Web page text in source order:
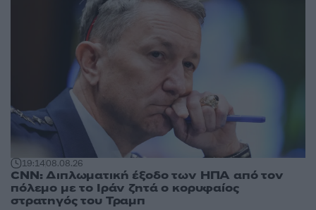
19:1408.08.26
CNN: Διπλωματική έξοδο των ΗΠΑ από τον
πόλεμο με το Ιράν ζητά ο κορυφαίος
στρατηγός του Τραμπ